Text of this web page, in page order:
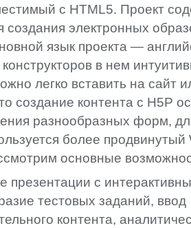
с HTML5. Проект
создания электронных
язык проекта —
в нем
легко вставить на сайт
создание контента с H5P
разнообразных форм,
более продвинутый
основные
презентации с
тестовых заданий, ввод
контента,